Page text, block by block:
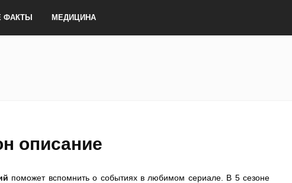
ФАКТЫ МЕДИЦИНА
описание
поможет вспомнить о событиях в любимом сериале. В 5 сезоне